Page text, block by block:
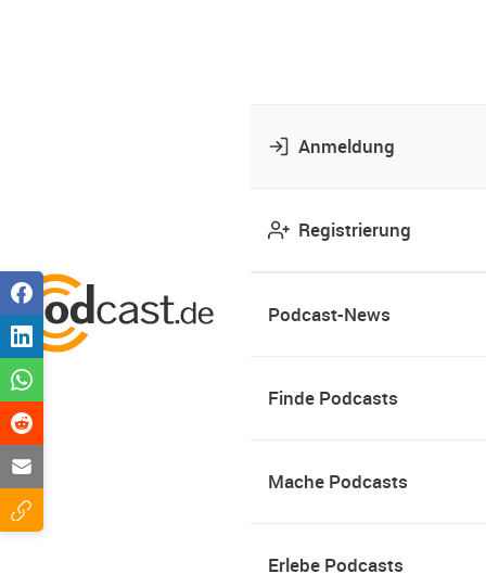
Anmeldung
Registrierung
Podcast-News
Finde Podcasts
Mache Podcasts
Erlebe Podcasts